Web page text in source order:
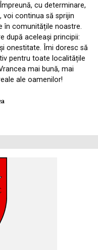
cu determinare,
voi continua să sprijin
în comunitățile noastre.
după aceleași principii:
onestitate. Îmi doresc să
pentru toate localitățile
mai bună, mai
ale oamenilor!